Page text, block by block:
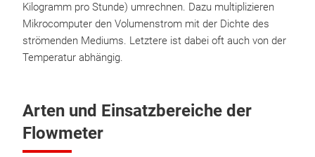
Kilogramm pro Stunde) umrechnen. Dazu multiplizieren
Mikrocomputer den Volumenstrom mit der Dichte des
strömenden Mediums. Letztere ist dabei oft auch von der
Temperatur abhängig.
Arten und Einsatzbereiche der
Flowmeter